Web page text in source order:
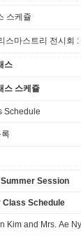
스케쥴
스마스트리 전시회
스
스 스케쥴
Schedule
Session
Schedule
Kim and Mrs. Ae